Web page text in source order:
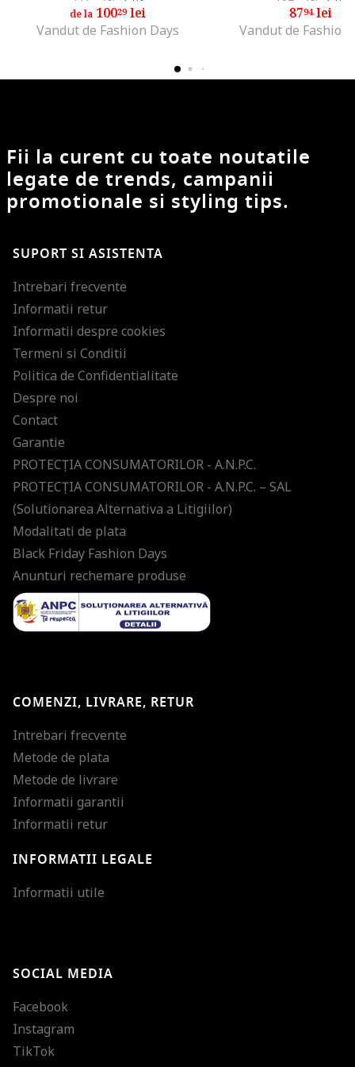
de la 10029lei
Vandut de Fashion Days
8794lei
Vandut de Fashion
Fii la curent cu toate noutatile
legate de trends, campanii
promotionale si styling tips.
SUPORT SI ASISTENTA
Intrebari frecvente
Informatii retur
Informatii despre cookies
Termeni si Conditii
Politica de Confidentialitate
Despre noi
Contact
Garantie
PROTECŢIA CONSUMATORILOR - A.N.P.C.
PROTECŢIA CONSUMATORILOR - A.N.P.C. – SAL
(Solutionarea Alternativa a Litigiilor)
Modalitati de plata
Black Friday Fashion Days
Anunturi rechemare produse
COMENZI, LIVRARE, RETUR
Intrebari frecvente
Metode de plata
Metode de livrare
Informatii garantii
Informatii retur
INFORMATII LEGALE
Informatii utile
SOCIAL MEDIA
Facebook
Instagram
TikTok